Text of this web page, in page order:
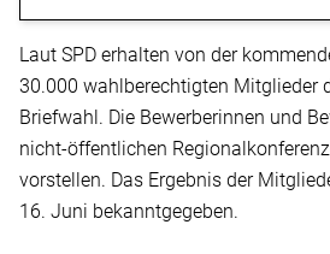
Laut SPD erhalten von der
30.000 wahlberechtigten Mitglieder
Briefwahl. Die Bewerberinnen und
nicht-öffentlichen
vorstellen. Das Ergebnis der
16. Juni bekanntgegeben.